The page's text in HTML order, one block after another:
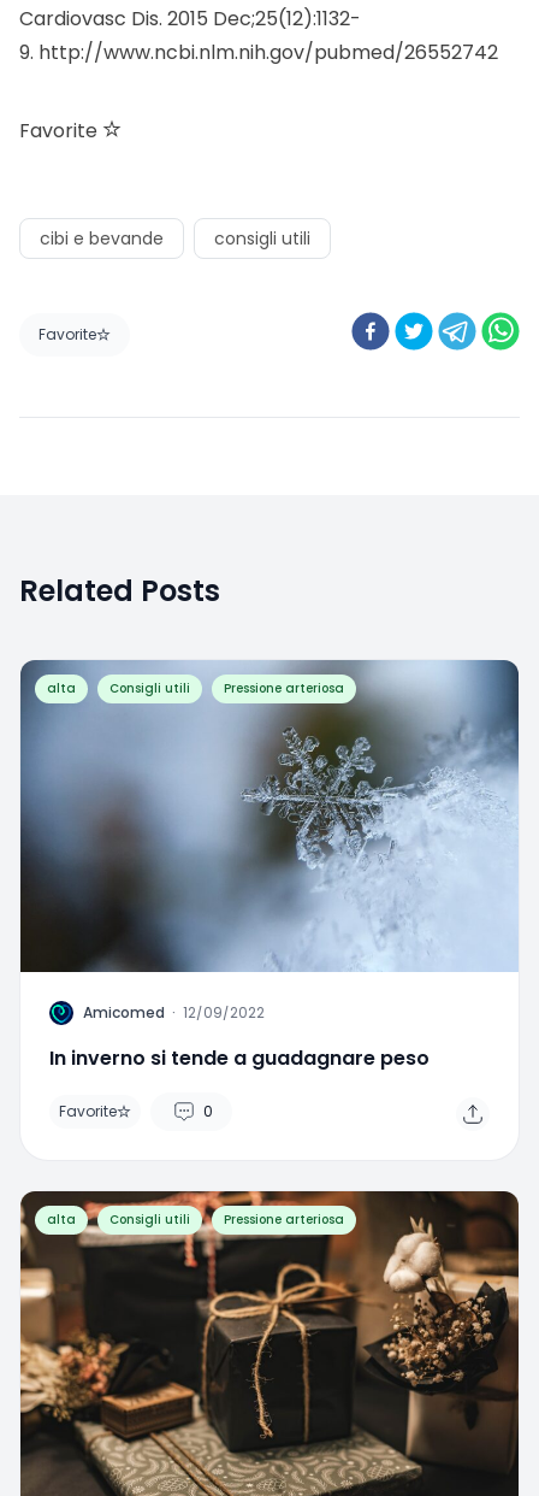
Cardiovasc Dis. 2015 Dec;25(12):1132-
9. http://www.ncbi.nlm.nih.gov/pubmed/26552742
Favorite
cibi e bevande consigli utili
Favorite
Related Posts
alta Consigli utili Pressione arteriosa
A Amicomed · 12/09/2022
In inverno si tende a guadagnare peso
Favorite 0
alta Consigli utili Pressione arteriosa